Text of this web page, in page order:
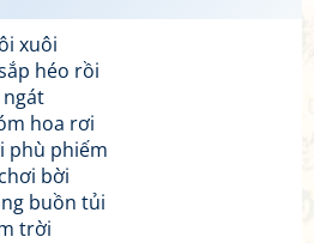
xuôi
héo rồi
ngát
hoa rơi
phù phiếm
bời
buồn tủi
trời